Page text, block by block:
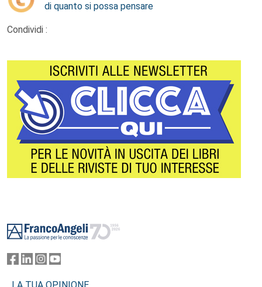
di quanto si possa pensare
Condividi :